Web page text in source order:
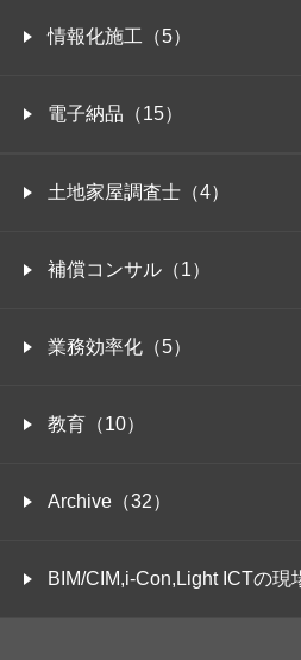
情報化施工（5）
電子納品（15）
土地家屋調査士（4）
補償コンサル（1）
業務効率化（5）
教育（10）
Archive（32）
BIM/CIM,i-Con,Light ICTの現